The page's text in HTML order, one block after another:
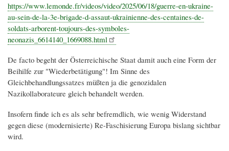
https://www.lemonde.fr/videos/video/2025/06/18/guerre-en-ukraine-
au-sein-de-la-3e-brigade-d-assaut-ukrainienne-des-centaines-de-
soldats-arborent-toujours-des-symboles-
neonazis_6614140_1669088.html
De facto begeht der Österreichische Staat damit auch eine Form der
Beihilfe zur "Wiederbetätigung"! Im Sinne des
Gleichbehandlungssatzes müßten ja die genozidalen
Nazikollaborateure gleich behandelt werden.
Insofern finde ich es als sehr befremdlich, wie wenig Widerstand
gegen diese (modernisierte) Re-Faschisierung Europa bislang sichtbar
wird.